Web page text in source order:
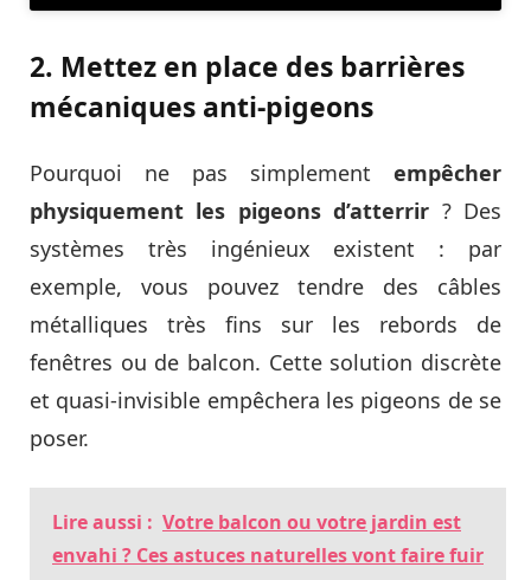
2. Mettez en place des barrières
mécaniques anti-pigeons
Pourquoi ne pas simplement empêcher
physiquement les pigeons d’atterrir ? Des
systèmes très ingénieux existent : par
exemple, vous pouvez tendre des câbles
métalliques très fins sur les rebords de
fenêtres ou de balcon. Cette solution discrète
et quasi-invisible empêchera les pigeons de se
poser.
Lire aussi : Votre balcon ou votre jardin est
envahi ? Ces astuces naturelles vont faire fuir